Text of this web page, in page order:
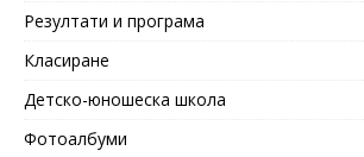
Резултати и програма
Класиране
Детско-юношеска школа
Фотоалбуми